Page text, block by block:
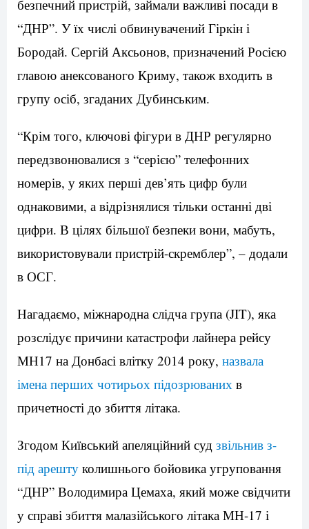
безпечний пристрій, займали важливі посади в
“ДНР”. У їх числі обвинувачений Гіркін і
Бородай. Сергій Аксьонов, призначений Росією
главою анексованого Криму, також входить в
групу осіб, згаданих Дубинським.
“Крім того, ключові фігури в ДНР регулярно
передзвонювалися з “серією” телефонних
номерів, у яких перші дев’ять цифр були
однаковими, а відрізнялися тільки останні дві
цифри. В цілях більшої безпеки вони, мабуть,
використовували пристрій-скремблер”, – додали
в ОСГ.
Нагадаємо, міжнародна слідча група (JIT), яка
розслідує причини катастрофи лайнера рейсу
МН17 на Донбасі влітку 2014 року, назвала
імена перших чотирьох підозрюваних в
причетності до збиття літака.
Згодом Київський апеляційний суд звільнив з-
під арешту колишнього бойовика угруповання
“ДНР” Володимира Цемаха, який може свідчити
у справі збиття малазійського літака МН-17 і